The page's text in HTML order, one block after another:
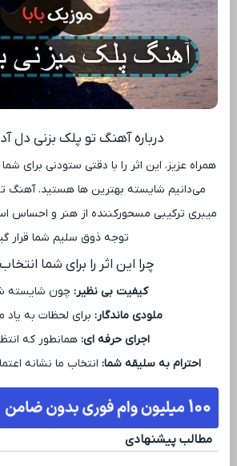
درباره آهنگ تو پلک بزنی دل
همراه عزیز، این اثر را با دقتی ستودنی برای
می‌دانیم شایسته بهترین‌ ها هستید. آهنگ
میبری ترکیبی مسحورکننده از هنر و احساس
توجه ذوق سلیم شما قرار
چرا این اثر را برای شما
کیفیت بی ‌نظیر: چون شایسته
ملودی ماندگار: برای لحظات به یاد
اجرای حرفه ‌ای: همانطور که
احترام به سلیقه شما: انتخاب ما نشانه
مطالب پیشنهادی